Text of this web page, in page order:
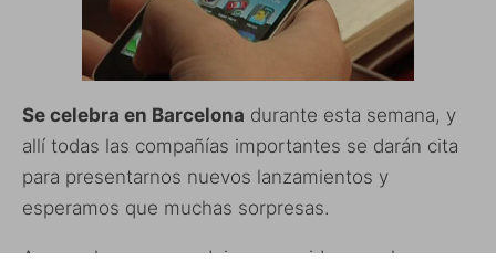
Se celebra en Barcelona durante esta semana, y
allí todas las compañías importantes se darán cita
para presentarnos nuevos lanzamientos y
esperamos que muchas sorpresas.
Aprovechamos para dejaros un video en el que